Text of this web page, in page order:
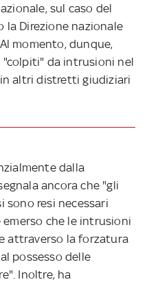
sul caso del
la Direzione nazionale
momento, dunque,
"colpiti" da intrusioni nel
altri distretti giudiziari
dalla
ancora che "gli
resi necessari
che le intrusioni
attraverso la forzatura
possesso delle
Inoltre, ha